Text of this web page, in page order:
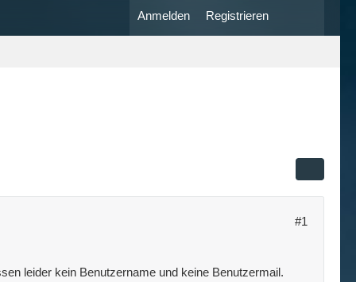
Anmelden Registrieren
#1
leider kein Benutzername und keine Benutzermail.